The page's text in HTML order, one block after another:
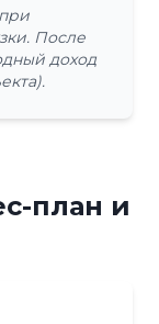
После
доход
план и